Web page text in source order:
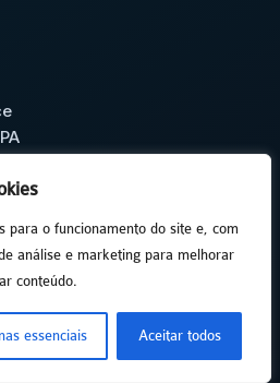
para o funcionamento do site e, com
análise e marketing para melhorar
conteúdo.
essenciais Aceitar todos
→